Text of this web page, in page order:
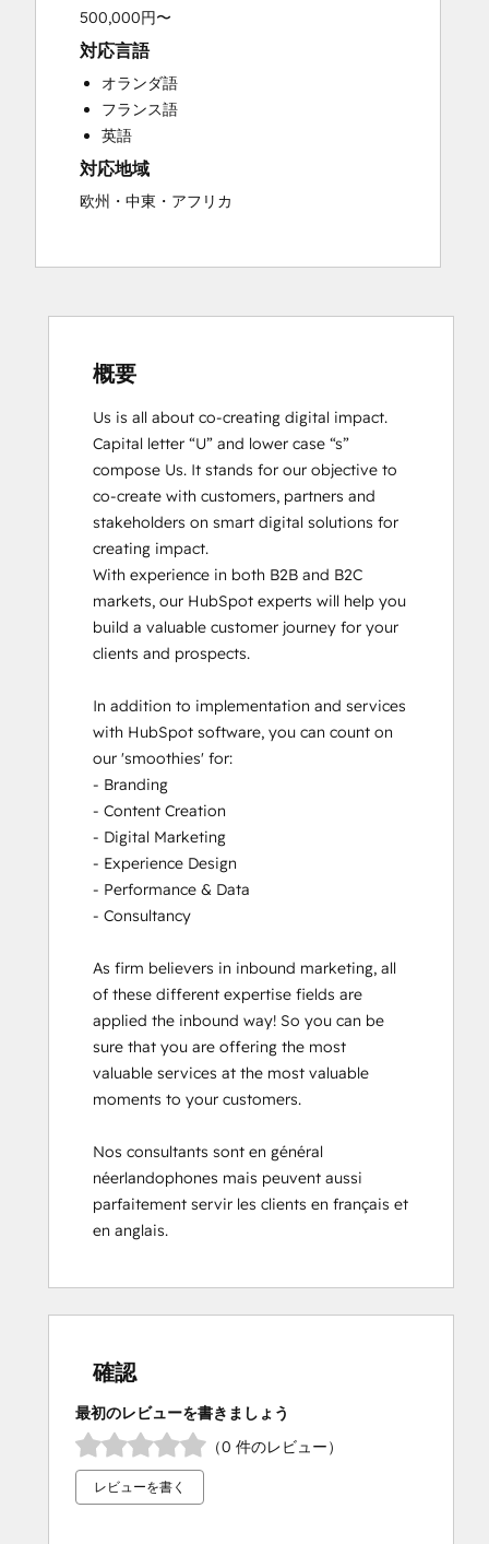
Knowledge Base Development
Paid Advertising
Programmable Automation
Sales and Marketing Alignment
Sales Coaching and Training
Sales Enablement
Search Engine Optimization
Social Media
500,000円〜
対応言語
オランダ語
フランス語
英語
対応地域
欧州・中東・アフリカ
概要
Us is all about co-creating digital impact.
Capital letter “U” and lower case “s”
compose Us. It stands for our objective to
co-create with customers, partners and
stakeholders on smart digital solutions for
creating impact.
With experience in both B2B and B2C
markets, our HubSpot experts will help you
build a valuable customer journey for your
clients and prospects.
In addition to implementation and services
with HubSpot software, you can count on
our 'smoothies' for:
- Branding
- Content Creation
- Digital Marketing
- Experience Design
- Performance & Data
- Consultancy
As firm believers in inbound marketing, all
of these different expertise fields are
applied the inbound way! So you can be
sure that you are offering the most
valuable services at the most valuable
moments to your customers.
Nos consultants sont en général
néerlandophones mais peuvent aussi
parfaitement servir les clients en français et
en anglais.
確認
最初のレビューを書きましょう
（0 件のレビュー）
レビューを書く